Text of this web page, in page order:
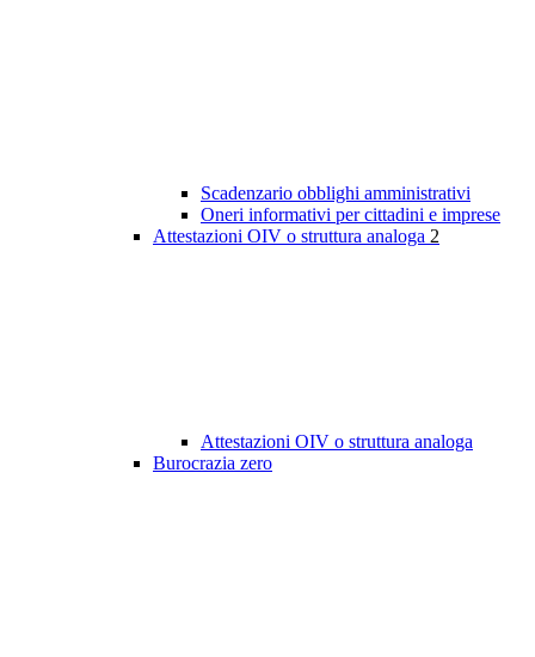
Scadenzario obblighi amministrativi
Oneri informativi per cittadini e imprese
Attestazioni OIV o struttura analoga 2
Attestazioni OIV o struttura analoga
Burocrazia zero